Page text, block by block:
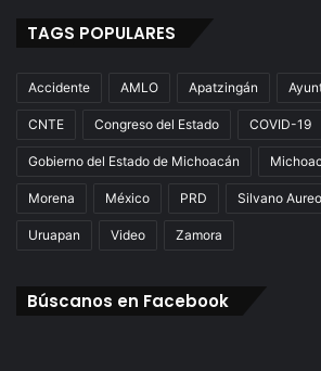
TAGS POPULARES
Accidente AMLO Apatzingán
CNTE Congreso del Estado COVID-19
Gobierno del Estado de Michoacán
Morena México PRD Silvano
Uruapan Video Zamora
Búscanos en Facebook